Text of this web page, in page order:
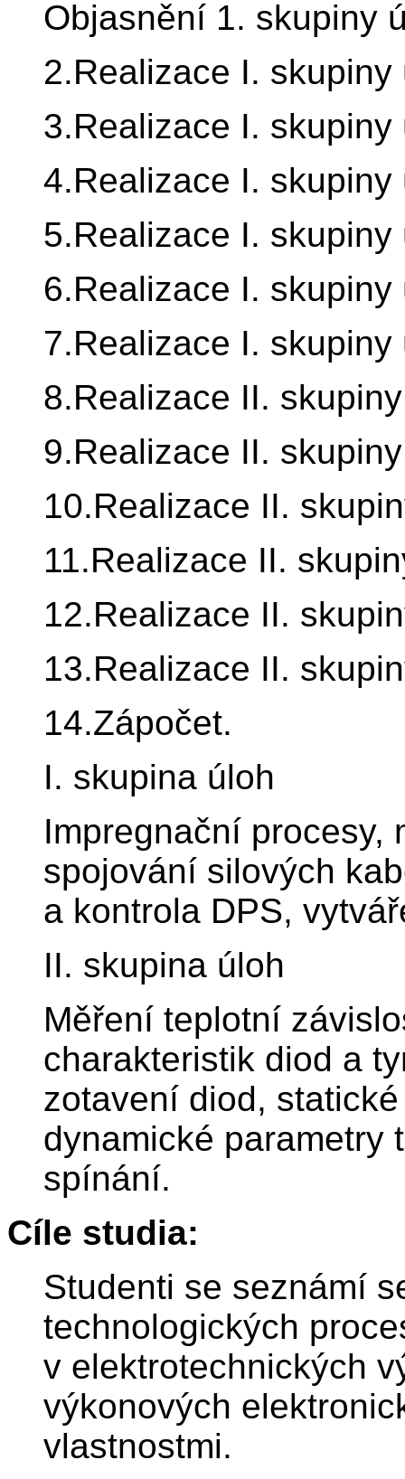
Objasnění 1. skupiny
2.Realizace I. skupiny
3.Realizace I. skupiny
4.Realizace I. skupiny
5.Realizace I. skupiny
6.Realizace I. skupiny
7.Realizace I. skupiny
8.Realizace II.
9.Realizace II.
10.Realizace II.
11.Realizace II.
12.Realizace II.
13.Realizace II.
14.Zápočet.
I. skupina úloh
Impregnační procesy,
spojování silových
a kontrola DPS,
II. skupina úloh
Měření teplotní
charakteristik diod a
zotavení diod,
dynamické parametry
spínání.
Cíle studia:
Studenti se seznámí
technologických
v elektrotechnických
výkonových
vlastnostmi.